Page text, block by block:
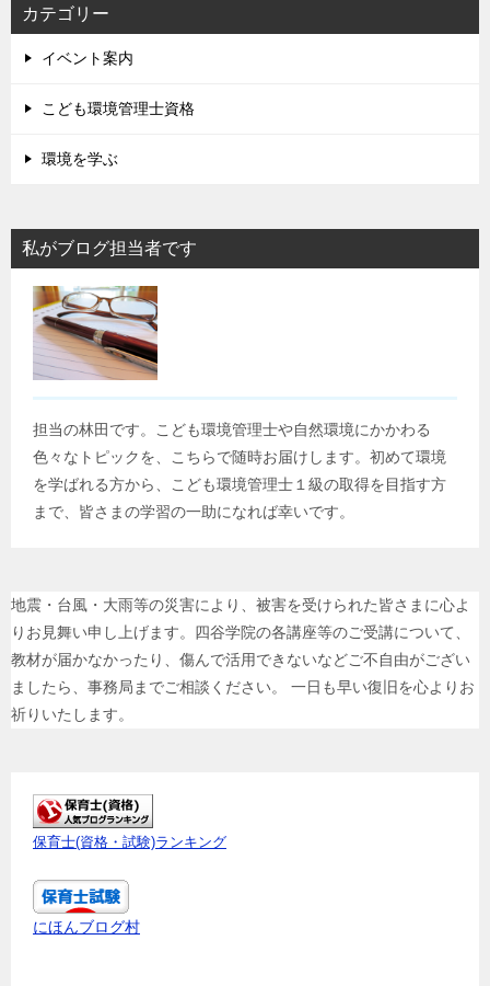
カテゴリー
イベント案内
こども環境管理士資格
環境を学ぶ
私がブログ担当者です
担当の林田です。こども環境管理士や自然環境にかかわる
色々なトピックを、こちらで随時お届けします。初めて環境
を学ばれる方から、こども環境管理士１級の取得を目指す方
まで、皆さまの学習の一助になれば幸いです。
地震・台風・大雨等の災害により、被害を受けられた皆さまに心よ
りお見舞い申し上げます。四谷学院の各講座等のご受講について、
教材が届かなかったり、傷んで活用できないなどご不自由がござい
ましたら、事務局までご相談ください。 一日も早い復旧を心よりお
祈りいたします。
保育士(資格・試験)ランキング
にほんブログ村